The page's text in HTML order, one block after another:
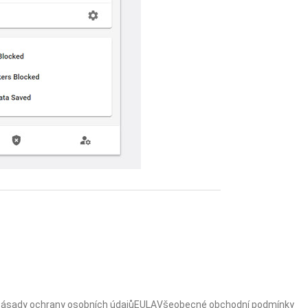
ochrany osobních údajůEULAVšeobecné obchodní podmínky